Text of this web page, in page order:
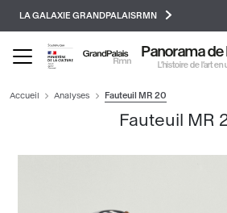
principal
LA GALAXIE GRANDPALAISRMN
Panorama de
L’histoire de l’art
Accueil Analyses Fauteuil MR 20
Fauteuil MR